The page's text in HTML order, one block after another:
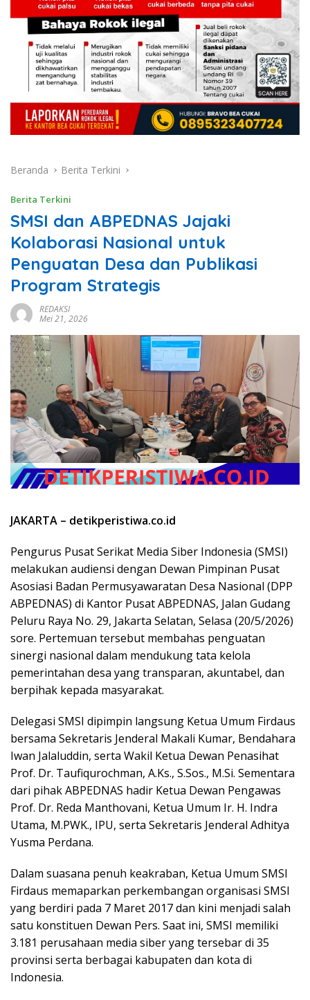
Beranda Berita Terkini
Berita Terkini
SMSI dan ABPEDNAS Jajaki
Kolaborasi Nasional untuk
Penguatan Desa dan Publikasi
Program Strategis
REDAKSI
Mei 21, 2026
JAKARTA – detikperistiwa.co.id
Pengurus Pusat Serikat Media Siber Indonesia (SMSI)
melakukan audiensi dengan Dewan Pimpinan Pusat
Asosiasi Badan Permusyawaratan Desa Nasional (DPP
ABPEDNAS) di Kantor Pusat ABPEDNAS, Jalan Gudang
Peluru Raya No. 29, Jakarta Selatan, Selasa (20/5/2026)
sore. Pertemuan tersebut membahas penguatan
sinergi nasional dalam mendukung tata kelola
pemerintahan desa yang transparan, akuntabel, dan
berpihak kepada masyarakat.
Delegasi SMSI dipimpin langsung Ketua Umum Firdaus
bersama Sekretaris Jenderal Makali Kumar, Bendahara
Iwan Jalaluddin, serta Wakil Ketua Dewan Penasihat
Prof. Dr. Taufiqurochman, A.Ks., S.Sos., M.Si. Sementara
dari pihak ABPEDNAS hadir Ketua Dewan Pengawas
Prof. Dr. Reda Manthovani, Ketua Umum Ir. H. Indra
Utama, M.PWK., IPU, serta Sekretaris Jenderal Adhitya
Yusma Perdana.
Dalam suasana penuh keakraban, Ketua Umum SMSI
Firdaus memaparkan perkembangan organisasi SMSI
yang berdiri pada 7 Maret 2017 dan kini menjadi salah
satu konstituen Dewan Pers. Saat ini, SMSI memiliki
3.181 perusahaan media siber yang tersebar di 35
provinsi serta berbagai kabupaten dan kota di
Indonesia.